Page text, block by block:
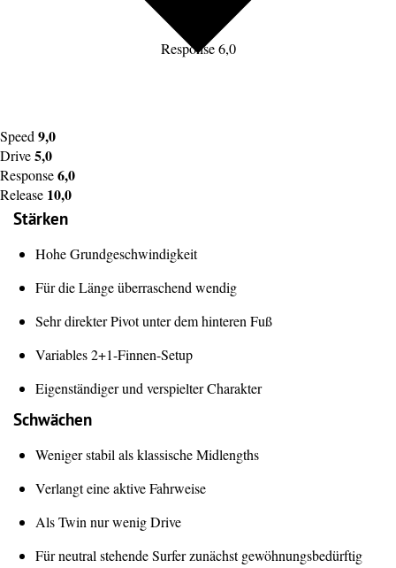
Response 6,0
Speed 9,0
Drive5,0
Response6,0
Release 10,0
Stärken
Hohe Grundgeschwindigkeit
Für die Länge überraschend wendig
Sehr direkter Pivot unter dem hinteren Fuß
Variables 2+1-Finnen-Setup
Eigenständiger und verspielter Charakter
Schwächen
Weniger stabil als klassische Midlengths
Verlangt eine aktive Fahrweise
Als Twin nur wenig Drive
Für neutral stehende Surfer zunächst gewöhnungsbedürftig